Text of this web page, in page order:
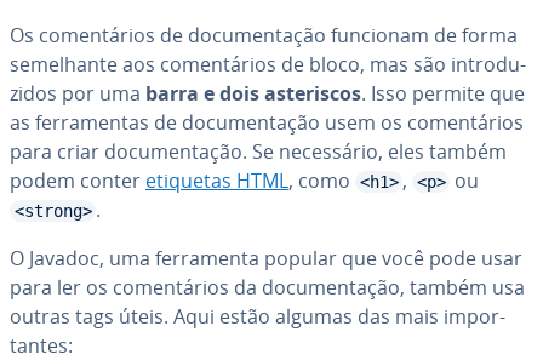
Os co­men­tá­rios de do­cu­men­ta­ção funcionam de forma
se­me­lhante aos co­men­tá­rios de bloco, mas são in­tro­du­
zi­dos por uma barra e dois as­te­ris­cos. Isso permite que
as fer­ra­men­tas de do­cu­men­ta­ção usem os co­men­tá­rios
para criar do­cu­men­ta­ção. Se ne­ces­sá­rio, eles também
podem conter etiquetas HTML, como <h1> , <p> ou
<strong> .
O Javadoc, uma fer­ra­menta popular que você pode usar
para ler os co­men­tá­rios da do­cu­men­ta­ção, também usa
outras tags úteis. Aqui estão algumas das mais im­por­
tan­tes: